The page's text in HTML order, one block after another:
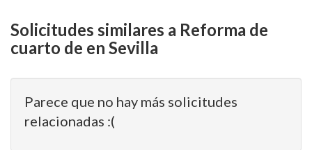
Solicitudes similares a Reforma de
cuarto de en Sevilla
Parece que no hay más solicitudes
relacionadas :(